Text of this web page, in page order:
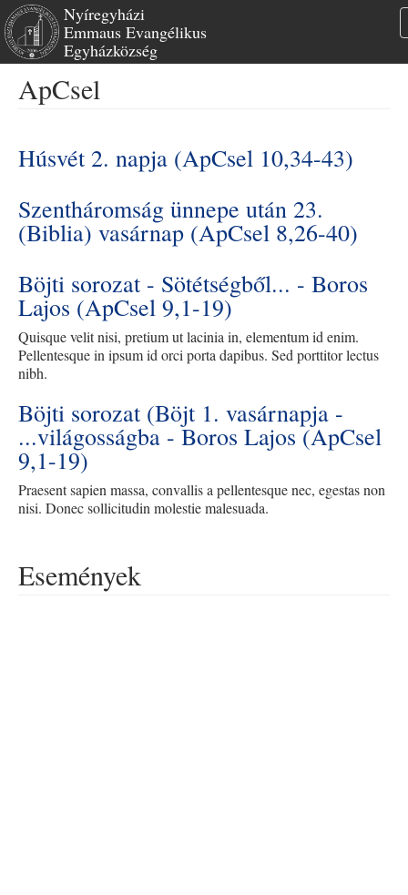
Ugrás
tartalomra
Nyíregyházi
Emmaus Evangélikus
Egyházközség
ApCsel
Húsvét 2. napja (ApCsel 10,34-43)
Szentháromság ünnepe után 23.
(Biblia) vasárnap (ApCsel 8,26-40)
Böjti sorozat - Sötétségből... - Boros
Lajos (ApCsel 9,1-19)
Quisque velit nisi, pretium ut lacinia in, elementum id enim.
Pellentesque in ipsum id orci porta dapibus. Sed porttitor lectus
nibh.
Böjti sorozat (Böjt 1. vasárnapja -
...világosságba - Boros Lajos (ApCsel
9,1-19)
Praesent sapien massa, convallis a pellentesque nec, egestas non
nisi. Donec sollicitudin molestie malesuada.
Események